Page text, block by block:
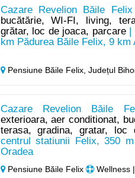
Cazare Revelion Băile
bucătărie, WI-FI, living,
grătar, loc de joaca, parcare|
km Pădurea Băile Felix, 9 km
Pensiune Băile Felix, Județul
Cazare Revelion Băile
exterioara, aer conditionat,
terasa, gradina, gratar, loc
centrul statiunii Felix, 350
Oradea
Pensiune Băile Felix Wellness